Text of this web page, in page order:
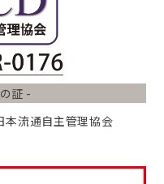
証 -
本流通自主管理協会